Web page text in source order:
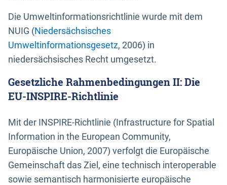
Die Umweltinformationsrichtlinie wurde mit dem
NUIG (Niedersächsisches
Umweltinformationsgesetz, 2006) in
niedersächsisches Recht umgesetzt.
Gesetzliche Rahmenbedingungen II: Die
EU-INSPIRE-Richtlinie
Mit der INSPIRE-Richtlinie (Infrastructure for Spatial
Information in the European Community,
Europäische Union, 2007) verfolgt die Europäische
Gemeinschaft das Ziel, eine technisch interoperable
sowie semantisch harmonisierte europäische